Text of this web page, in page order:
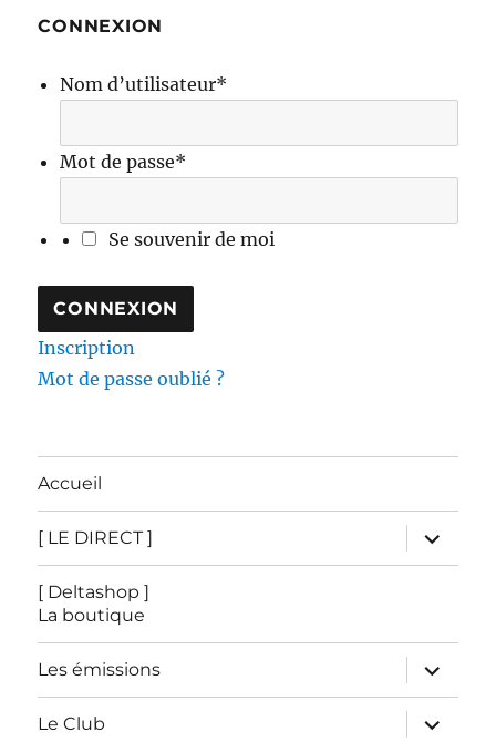
CONNEXION
Nom d’utilisateur*
Mot de passe*
Se souvenir de moi
Inscription
Mot de passe oublié ?
Accueil
[ LE DIRECT ]
ouvrir
le
sous-
[ Deltashop ]
La boutique
Les émissions
ouvrir
le
sous-
menu
Le Club
ouvrir
le